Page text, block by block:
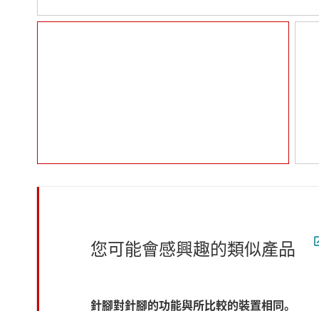
您可能會感興趣的類似產品
針腳對針腳的功能與所比較的裝置相同。